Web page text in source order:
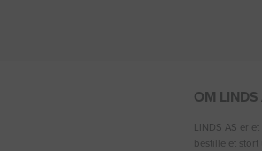
OM LINDS
LINDS AS er
bestille et